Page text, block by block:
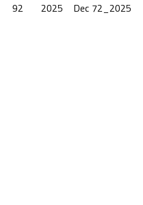
92
2025 Dec 72_2025